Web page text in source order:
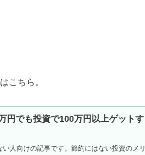
こちら。
円でも投資で100万円以上ゲットす
人向けの記事です。節約にはない投資のメリ